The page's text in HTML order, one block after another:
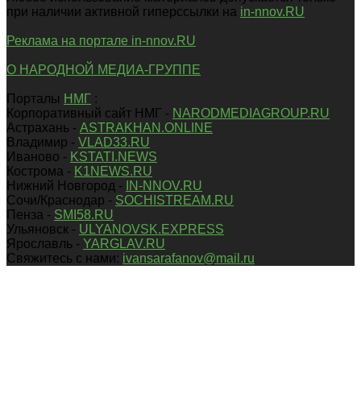
при наличии активной гиперссылки на in-nnov.RU
Реклама на портале in-nnov.RU
О НАРОДНОЙ МЕДИА-ГРУППЕ
Порталы НМГ :
Корпоративный сайт НМГ - NARODMEDIAGROUP.RU
Астрахань - ASTRAKHAN.ONLINE
Владимир - VLAD33.RU
Иваново - KSTATI.NEWS
Кострома - K1NEWS.RU
Нижний Новгород -
IN-NNOV.RU
Сочи/Краснодар - SOCHISTREAM.RU
Пенза - SMI58.RU
Ульяновск - ULYANOVSK.EXPRESS
Ярославль - YARGLAV.RU
Свяжитесь с нами: ivansarafanov@mail.ru